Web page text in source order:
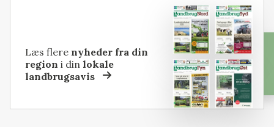
Læs flere nyheder fra din
region i dinlokale
landbrugsavis